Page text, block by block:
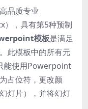
品质专业
， 具有第5种预制
模板是满足
此模板中的所有元
能使用Powerpoint
占位符，更改颜
灯片），并将幻灯